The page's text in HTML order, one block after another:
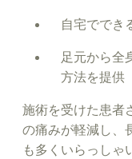
自宅ででき
足元から全
方法を提供
施術を受けた患者
の痛みが軽減し、
も多くいらっしゃ